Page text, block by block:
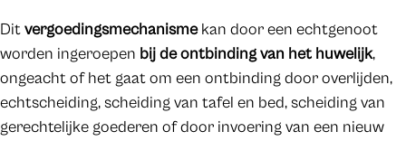
Ditvergoedingsmechanismekan door een echtgenoot
worden ingeroepen bij de ontbinding van het huwelijk,
ongeacht of het gaat om een ontbinding door overlijden,
echtscheiding, scheiding van tafel en bed, scheiding van
gerechtelijke goederen of door invoering van een nieuw